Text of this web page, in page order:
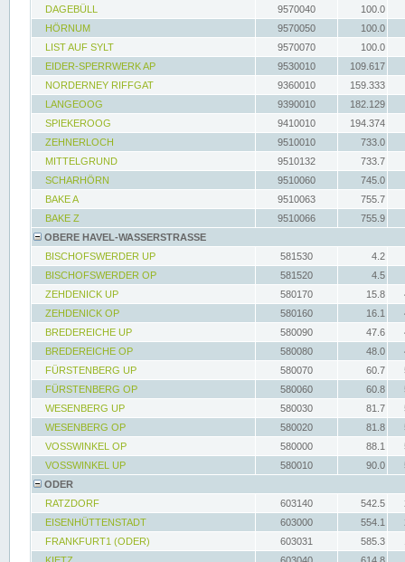
DAGEBÜLL 9570040
100.0
HÖRNUM
9570050
100.0
LIST AUF SYLT
9570070
100.0
EIDER-SPERRWERK AP
9530010
109.617
NORDERNEY RIFFGAT
9360010
159.333
LANGEOOG
9390010
182.129
SPIEKEROOG
9410010
194.374
ZEHNERLOCH
9510010
733.0
MITTELGRUND
9510132
733.7
SCHARHÖRN
9510060
745.0
BAKE A
9510063
755.7
BAKE Z
9510066
755.9
OBERE HAVEL-WASSERSTRASSE
BISCHOFSWERDER UP
581530
4.2
BISCHOFSWERDER OP
581520
4.5
ZEHDENICK UP
580170 15.8
ZEHDENICK OP
580160 16.1
BREDEREICHE UP
580090 47.6
BREDEREICHE OP
580080 48.0
FÜRSTENBERG UP
580070 60.7
FÜRSTENBERG OP
580060 60.8
WESENBERG UP
580030 81.7
WESENBERG OP
580020 81.8
VOSSWINKEL OP
580000 88.1
VOSSWINKEL UP
580010 90.0
ODER
RATZDORF
603140 542.5
EISENHÜTTENSTADT
603000 554.1
FRANKFURT1 (ODER)
603031 585.3